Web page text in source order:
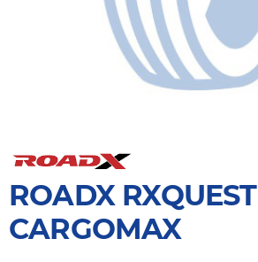
ROADX RXQUEST
CARGOMAX